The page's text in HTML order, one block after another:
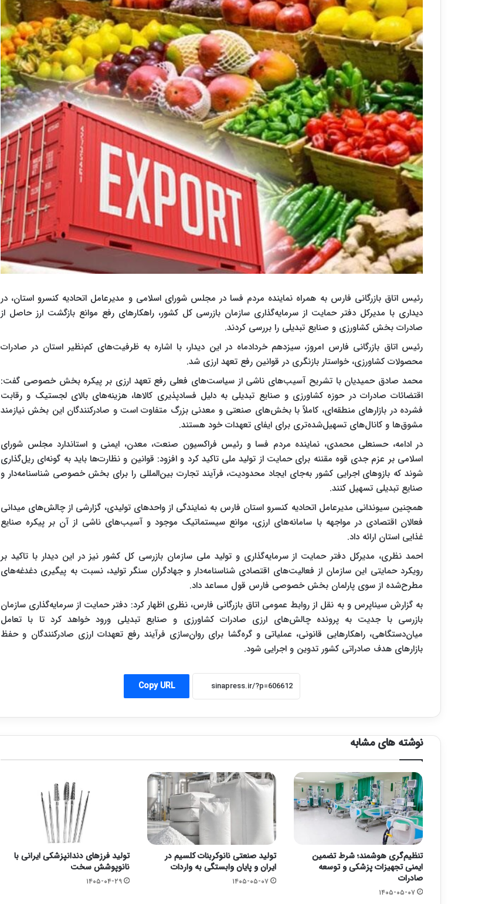
رئیس اتاق بازرگانی فارس به همراه نماینده مردم فسا در مجلس شورای اسلامی و مدیرعامل اتحادیه کنسرو استان، در
دیداری با مدیرکل دفتر حمایت از سرمایه‌گذاری سازمان بازرسی کل کشور، راهکارهای رفع موانع بازگشت ارز حاصل از
صادرات بخش کشاورزی و صنایع تبدیلی را بررسی کردند.
رئیس اتاق بازرگانی فارس امروز، سیزدهم خردادماه در این دیدار، با اشاره به ظرفیت‌های کم‌نظیر استان در صادرات
محصولات کشاورزی، خواستار بازنگری در قوانین رفع تعهد ارزی شد.
محمد صادق حمیدیان با تشریح آسیب‌های ناشی از سیاست‌های فعلی رفع تعهد ارزی بر پیکره بخش خصوصی گفت:
اقتضائات صادرات در حوزه کشاورزی و صنایع تبدیلی به دلیل فسادپذیری کالاها، هزینه‌های بالای لجستیک و رقابت
فشرده در بازارهای منطقه‌ای، کاملاً با بخش‌های صنعتی و معدنی بزرگ متفاوت است و صادرکنندگان این بخش نیازمند
مشوق‌ها و کانال‌های تسهیل‌شده‌تری برای ایفای تعهدات خود هستند.
در ادامه، حسنعلی محمدی، نماینده مردم فسا و رئیس فراکسیون صنعت، معدن، ایمنی و استاندارد مجلس شورای
اسلامی بر عزم جدی قوه مقننه برای حمایت از تولید ملی تاکید کرد و افزود: قوانین و نظارت‌ها باید به گونه‌ای ریل‌گذاری
شوند که بازوهای اجرایی کشور به‌جای ایجاد محدودیت، فرآیند تجارت بین‌المللی را برای بخش خصوصی شناسنامه‌دار و
صنایع تبدیلی تسهیل کنند.
همچنین سیوندانی مدیرعامل اتحادیه کنسرو استان فارس به نمایندگی از واحدهای تولیدی، گزارشی از چالش‌های میدانی
فعالان اقتصادی در مواجهه با سامانه‌های ارزی، موانع سیستماتیک موجود و آسیب‌های ناشی از آن بر پیکره صنایع
غذایی استان ارائه داد.
احمد نظری، مدیرکل دفتر حمایت از سرمایه‌گذاری و تولید ملی سازمان بازرسی کل کشور نیز در این دیدار با تاکید بر
رویکرد حمایتی این سازمان از فعالیت‌های اقتصادی شناسنامه‌دار و جهادگران سنگر تولید، نسبت به پیگیری دغدغه‌های
مطرح‌شده از سوی پارلمان بخش خصوصی فارس قول مساعد داد.
به گزارش سیناپرس و به نقل از روابط عمومی اتاق بازرگانی فارس، نظری اظهار کرد: دفتر حمایت از سرمایه‌گذاری سازمان
بازرسی با جدیت به پرونده چالش‌های ارزی صادرات کشاورزی و صنایع تبدیلی ورود خواهد کرد تا با تعامل
میان‌دستگاهی، راهکارهایی قانونی، عملیاتی و گره‌گشا برای روان‌سازی فرآیند رفع تعهدات ارزی صادرکنندگان و حفظ
بازارهای هدف صادراتی کشور تدوین و اجرایی شود.
Copy URL
نوشته های مشابه
تنظیم‌گری هوشمند؛ شرط تضمین
ایمنی تجهیزات پزشکی و توسعه
صادرات
۱۴۰۵-۰۵-۰۷
تولید صنعتی نانوکربنات کلسیم در
ایران و پایان وابستگی به واردات
۱۴۰۵-۰۵-۰۷
تولید فرزهای دندانپزشکی ایرانی با
نانوپوشش سخت
۱۴۰۵-۰۴-۲۹